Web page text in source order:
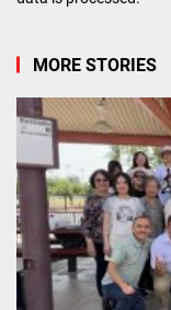
MORE STORIES